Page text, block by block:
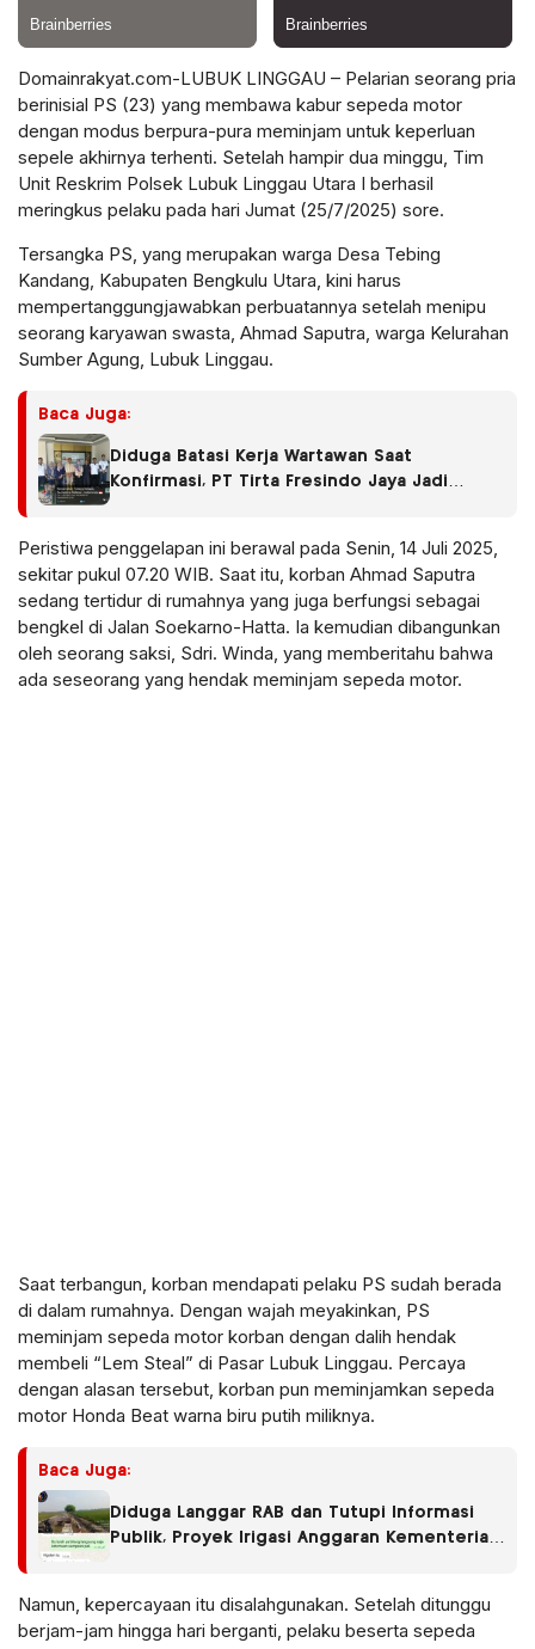
Domainrakyat.com-LUBUK LINGGAU – Pelarian seorang pria
berinisial PS (23) yang membawa kabur sepeda motor
dengan modus berpura-pura meminjam untuk keperluan
sepele akhirnya terhenti. Setelah hampir dua minggu, Tim
Unit Reskrim Polsek Lubuk Linggau Utara I berhasil
meringkus pelaku pada hari Jumat (25/7/2025) sore.
Tersangka PS, yang merupakan warga Desa Tebing
Kandang, Kabupaten Bengkulu Utara, kini harus
mempertanggungjawabkan perbuatannya setelah menipu
seorang karyawan swasta, Ahmad Saputra, warga Kelurahan
Sumber Agung, Lubuk Linggau.
Baca Juga:
Diduga Batasi Kerja Wartawan Saat
Konfirmasi, PT Tirta Fresindo Jaya Jadi
Peristiwa penggelapan ini berawal pada Senin, 14 Juli 2025,
sekitar pukul 07.20 WIB. Saat itu, korban Ahmad Saputra
sedang tertidur di rumahnya yang juga berfungsi sebagai
bengkel di Jalan Soekarno-Hatta. Ia kemudian dibangunkan
oleh seorang saksi, Sdri. Winda, yang memberitahu bahwa
ada seseorang yang hendak meminjam sepeda motor.
Saat terbangun, korban mendapati pelaku PS sudah berada
di dalam rumahnya. Dengan wajah meyakinkan, PS
meminjam sepeda motor korban dengan dalih hendak
membeli “Lem Steal” di Pasar Lubuk Linggau. Percaya
dengan alasan tersebut, korban pun meminjamkan sepeda
motor Honda Beat warna biru putih miliknya.
Baca Juga:
Diduga Langgar RAB dan Tutupi Informasi
Publik, Proyek Irigasi Anggaran Kementerian
Namun, kepercayaan itu disalahgunakan. Setelah ditunggu
berjam-jam hingga hari berganti, pelaku beserta sepeda